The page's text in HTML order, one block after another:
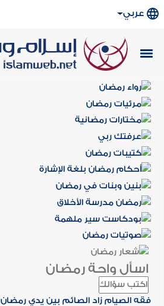
عربي
اسأل واحة رمضان
فقه الصيام زاد الصائم بين يدي رمضان